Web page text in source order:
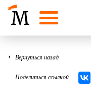
Вернуться назад
Поделиться ссылкой